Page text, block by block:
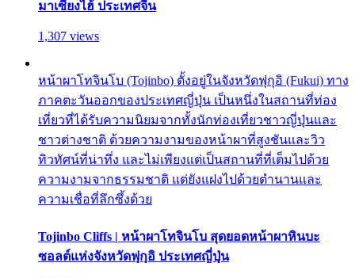
มาเซี่ยงไฮ้ ประเทศจีน
1,307 views
หน้าผาโทจินโบ (Tojinbo) ตั้งอยู่ในจังหวัดฟุกุอิ (Fukui) ทาง
ภาคตะวันออกของประเทศญี่ปุ่น เป็นหนึ่งในสถานที่ท่อง
เที่ยวที่ได้รับความนิยมจากทั้งนักท่องเที่ยวชาวญี่ปุ่นและ
ชาวต่างชาติ ด้วยความงามของหน้าผาที่สูงชันและวิว
ทิวทัศน์ที่น่าทึ่ง และไม่เพียงแต่เป็นสถานที่ที่เต็มไปด้วย
ความงามจากธรรมชาติ แต่ยังแฝงไปด้วยตำนานและ
ความเชื่อที่ลึกซึ้งด้วย
Tojinbo Cliffs | หน้าผาโทจินโบ สุดยอดหน้าผาหินบะ
ซอลต์แห่งจังหวัดฟุกุอิ ประเทศญี่ปุ่น